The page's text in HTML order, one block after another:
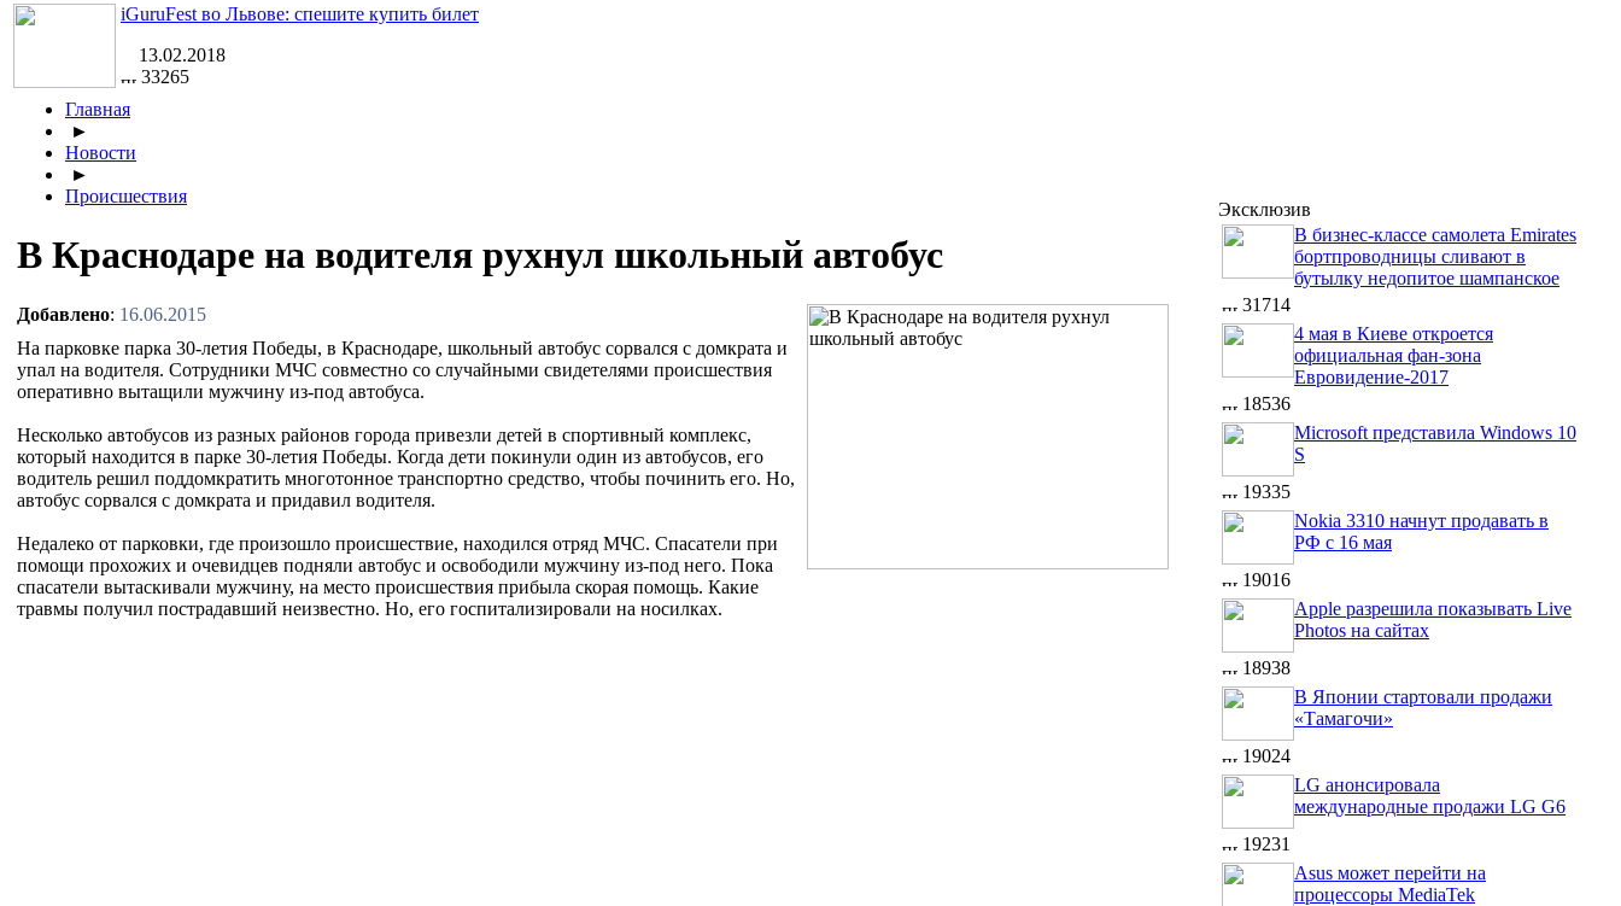
iGuruFest во Львове: спешите купить билет
13.02.2018
33265
Главная
►
Новости
►
Происшествия
В Краснодаре на водителя рухнул школьный автобус
Добавлено: 16.06.2015
На парковке парка 30-летия Победы, в Краснодаре, школьный автобус сорвался с домкрата и
упал на водителя. Сотрудники МЧС совместно со случайными свидетелями происшествия
оперативно вытащили мужчину из-под автобуса.
Несколько автобусов из разных районов города привезли детей в спортивный комплекс,
который находится в парке 30-летия Победы. Когда дети покинули один из автобусов, его
водитель решил поддомкратить многотонное транспортно средство, чтобы починить его. Но,
автобус сорвался с домкрата и придавил водителя.
Недалеко от парковки, где произошло происшествие, находился отряд МЧС. Спасатели при
помощи прохожих и очевидцев подняли автобус и освободили мужчину из-под него. Пока
спасатели вытаскивали мужчину, на место происшествия прибыла скорая помощь. Какие
травмы получил пострадавший неизвестно. Но, его госпитализировали на носилках.
Эксклюзив
В бизнес-классе самолета Emirates
бортпроводницы сливают в
бутылку недопитое шампанское
31714
4 мая в Киеве откроется
официальная фан-зона
Евровидение-2017
18536
Microsoft представила Windows 10
S
19335
Nokia 3310 начнут продавать в
РФ с 16 мая
19016
Apple разрешила показывать Live
Photos на сайтах
18938
В Японии стартовали продажи
«Тамагочи»
19024
LG анонсировала
международные продажи LG G6
19231
Asus может перейти на
процессоры MediaTek